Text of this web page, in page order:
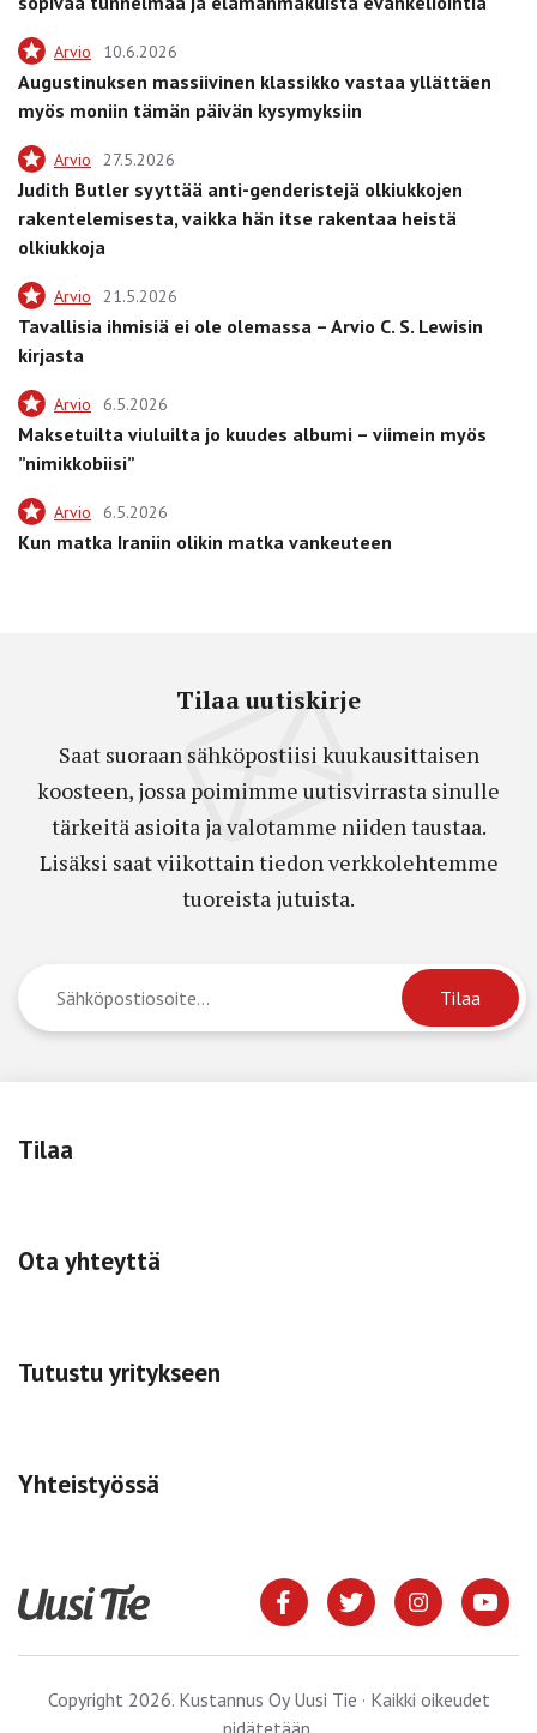
Arvio 10.6.2026
Augustinuksen massiivinen klassikko vastaa yllättäen
myös moniin tämän päivän kysymyksiin
Arvio 27.5.2026
Judith Butler syyttää anti-genderistejä olkiukkojen
rakentelemisesta, vaikka hän itse rakentaa heistä
olkiukkoja
Arvio 21.5.2026
Tavallisia ihmisiä ei ole olemassa – Arvio C. S. Lewisin
kirjasta
Arvio 6.5.2026
Maksetuilta viuluilta jo kuudes albumi – viimein myös
”nimikkobiisi”
Arvio 6.5.2026
Kun matka Iraniin olikin matka vankeuteen
Tilaa uutiskirje
Saat suoraan sähköpostiisi kuukausittaisen
koosteen, jossa poimimme uutisvirrasta sinulle
tärkeitä asioita ja valotamme niiden taustaa.
Lisäksi saat viikottain tiedon verkkolehtemme
tuoreista jutuista.
Tilaa
Ota yhteyttä
Tutustu yritykseen
Yhteistyössä
Copyright 2026. Kustannus Oy Uusi Tie · Kaikki oikeudet
pidätetään.